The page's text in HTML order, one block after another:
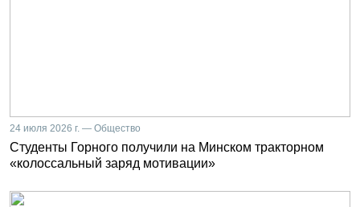
24 июля 2026 г. — Общество
Студенты Горного получили на Минском тракторном
«колоссальный заряд мотивации»